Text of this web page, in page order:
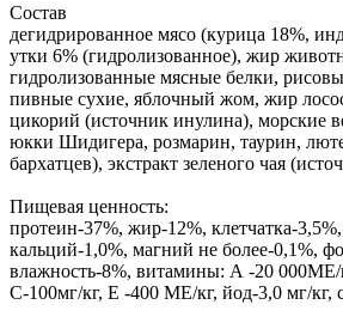
Состав
дегидрированное мясо (курица 18%,
утки 6% (гидролизованное), жир
гидролизованные мясные белки,
пивные сухие, яблочный жом, жир
цикорий (источник инулина), морские
юкки Шидигера, розмарин, таурин,
бархатцев), экстракт зеленого чая
Пищевая ценность:
протеин-37%, жир-12%, клетчатка-
кальций-1,0%, магний не более-0,1%,
влажность-8%, витамины: А -20 000МЕ/
С-100мг/кг, Е -400 МЕ/кг, йод-3,0 мг/кг,